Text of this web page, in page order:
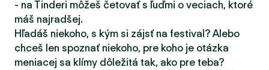
- na Tinderi môžeš četovať s ľuďmi o veciach, ktoré
máš najradšej.
Hľadáš niekoho, s kým si zájsť na festival? Alebo
chceš len spoznať niekoho, pre koho je otázka
meniacej sa klímy dôležitá tak, ako pre teba?